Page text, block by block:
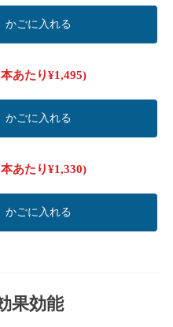
かごに入れる
あたり¥1,495)
かごに入れる
あたり¥1,330)
かごに入れる
果効能